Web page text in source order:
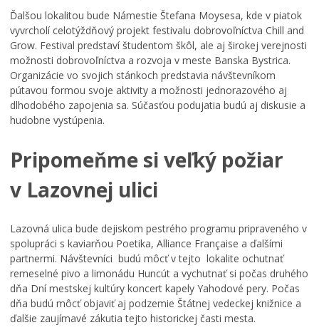
Ďalšou lokalitou bude Námestie Štefana Moysesa, kde v piatok
vyvrcholí celotýždňový projekt festivalu dobrovoľníctva Chill and
Grow. Festival predstaví študentom škôl, ale aj širokej verejnosti
možnosti dobrovoľníctva a rozvoja v meste Banska Bystrica.
Organizácie vo svojich stánkoch predstavia návštevníkom
pútavou formou svoje aktivity a možnosti jednorazového aj
dlhodobého zapojenia sa. Súčasťou podujatia budú aj diskusie a
hudobne vystúpenia.
Pripomeňme si veľký požiar
v Lazovnej ulici
Lazovná ulica bude dejiskom pestrého programu pripraveného v
spolupráci s kaviarňou Poetika, Alliance Française a ďalšími
partnermi. Návštevníci budú môcť v tejto lokalite ochutnať
remeselné pivo a limonádu Huncút a vychutnať si počas druhého
dňa Dní mestskej kultúry koncert kapely Yahodové pery. Počas
dňa budú môcť objaviť aj podzemie Štátnej vedeckej knižnice a
ďalšie zaujímavé zákutia tejto historickej časti mesta.